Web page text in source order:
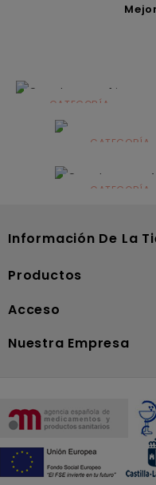
CATEGORÍA
Alimentación
infantilCATEGORÍA
CATEGORÍA
Información De La
Productos
Acceso
Nuestra Empresa